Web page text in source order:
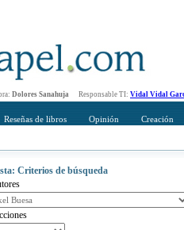
Dolores Sanahuja Responsable TI: Vidal Vidal
Reseñas de libros Opinión Creación
Criterios de búsqueda